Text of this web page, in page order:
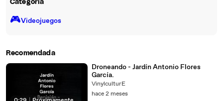
Categoría
🎮️Videojuegos
Recomendada
Droneando - Jardín Antonio Flores
García.
VinylculturE
hace 2 meses